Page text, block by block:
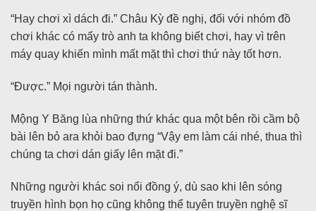
“Hay chơi xì dách đi.” Châu Kỳ đề nghị, đối với nhóm đồ
chơi khác có mấy trò anh ta không biết chơi, hay vì trên
máy quay khiến mình mất mặt thì chơi thứ này tốt hơn.
“Được.” Mọi người tán thành.
Mộng Y Băng lùa những thứ khác qua một bên rồi cầm bộ
bài lên bỏ ara khỏi bao đựng “Vậy em làm cái nhé, thua thì
chúng ta chơi dán giấy lên mặt đi.”
Những người khác soi nổi đồng ý, dù sao khi lên sóng
truyền hình bọn họ cũng không thể tuyên truyền nghệ sĩ